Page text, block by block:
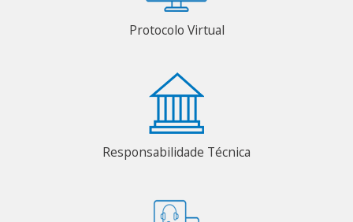
Protocolo Virtual
Responsabilidade Técnica